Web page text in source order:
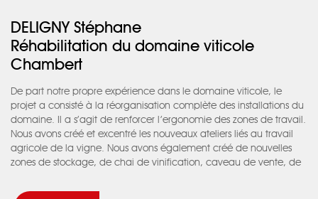
DELIGNY Stéphane
Réhabilitation du domaine viticole
Chambert
De part notre propre expérience dans le domaine viticole, le
projet a consisté à la réorganisation complète des installations du
domaine. Il a s’agit de renforcer l’ergonomie des zones de travail.
Nous avons créé et excentré les nouveaux ateliers liés au travail
agricole de la vigne. Nous avons également créé de nouvelles
zones de stockage, de chai de vinification, caveau de vente, de
espaces de réception en balcon sur les vignes. Notre parti fut de